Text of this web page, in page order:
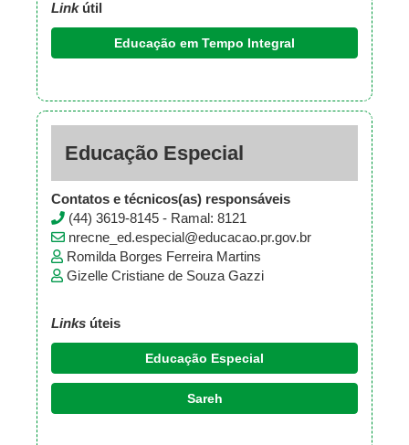
Linkútil
Educação em Tempo Integral
Educação Especial
Contatos e técnicos(as) responsáveis
(44) 3619-8145 - Ramal: 8121
nrecne_ed.especial@educacao.pr.gov.br
Romilda Borges Ferreira Martins
Gizelle Cristiane de Souza Gazzi
Links úteis
Educação Especial
Sareh